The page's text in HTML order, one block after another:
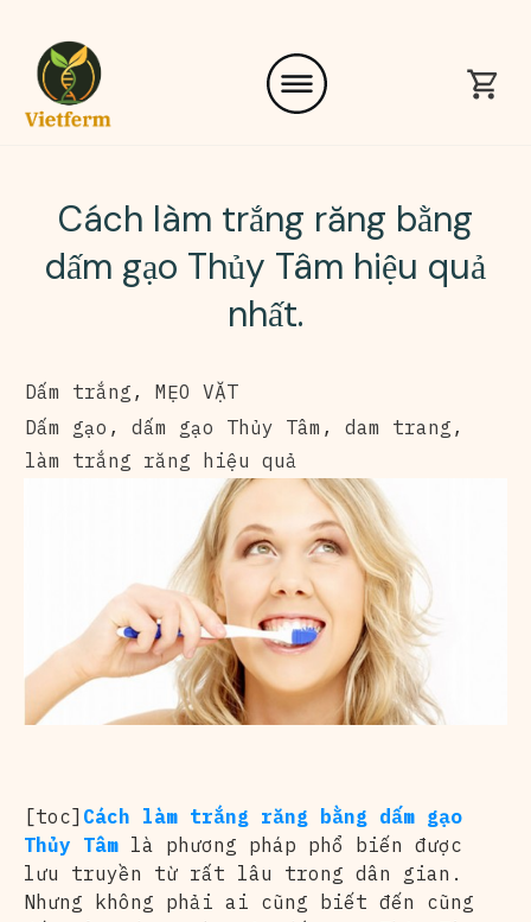
Cách làm trắng răng bằng
dấm gạo Thủy Tâm hiệu quả
nhất.
Dấm trắng , MẸO VẶT
Dấm gạo , dấm gạo Thủy Tâm , dam trang ,
làm trắng răng hiệu quả
[toc] Cách làm trắng răng bằng dấm gạo
Thủy Tâm là phương pháp phổ biến được
lưu truyền từ rất lâu trong dân gian.
Nhưng không phải ai cũng biết đến cũng